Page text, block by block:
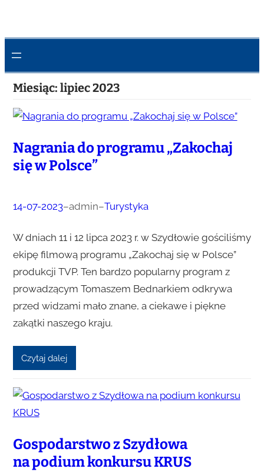
Miesiąc: lipiec 2023
Nagrania do programu „Zakochaj
się w Polsce”
14-07-2023–admin–Turystyka
W dniach 11 i 12 lipca 2023 r. w Szydłowie gościliśmy
ekipę filmową programu „Zakochaj się w Polsce”
produkcji TVP. Ten bardzo popularny program z
prowadzącym Tomaszem Bednarkiem odkrywa
przed widzami mało znane, a ciekawe i piękne
zakątki naszego kraju.
Czytaj dalej
Gospodarstwo z Szydłowa
na podium konkursu KRUS